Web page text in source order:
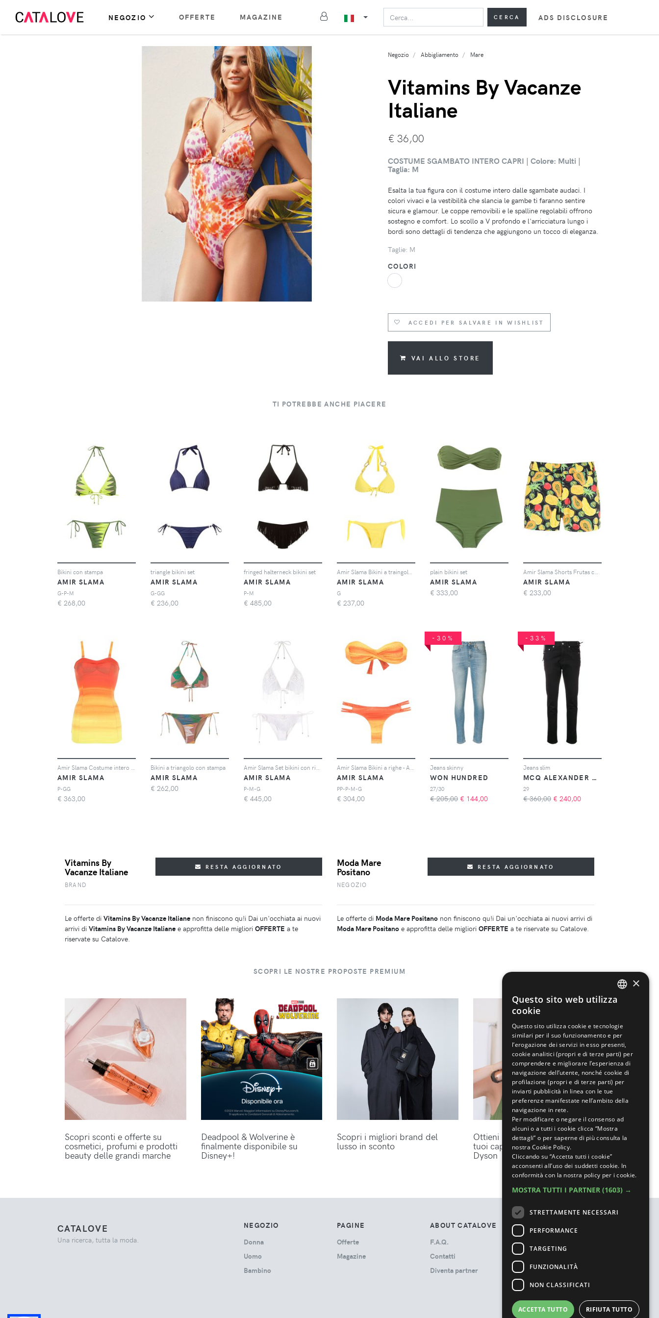
NEGOZIO OFFERTE MAGAZINE CERCA ADS DISCLOSURE
Negozio Abbigliamento Mare
Vitamins By Vacanze
Italiane
€ 36,00
COSTUME SGAMBATO INTERO CAPRI | Colore: Multi |
Taglia: M
Esalta la tua figura con il costume intero dalle sgambate audaci. I
colori vivaci e la vestibilità che slancia le gambe ti faranno sentire
sicura e glamour. Le coppe removibili e le spalline regolabili offrono
sostegno e comfort. Lo scollo a V profondo e l'arricciatura lungo i
bordi sono dettagli di tendenza che aggiungono un tocco di eleganza.
Taglie: M
COLORI
ACCEDI PER SALVARE IN WISHLIST
VAI ALLO STORE
TI POTREBBE ANCHE PIACERE
Bikini con stampa
AMIR SLAMA
G-P-M
€ 268,00
triangle bikini set
AMIR SLAMA
G-GG
€ 236,00
fringed halterneck bikini set
AMIR SLAMA
P-M
€ 485,00
AMIR SLAMA
G
€ 237,00
plain bikini set
AMIR SLAMA
€ 333,00
AMIR SLAMA
€ 233,00
AMIR SLAMA
P-GG
€ 363,00
Bikini a triangolo con stampa
AMIR SLAMA
€ 262,00
AMIR SLAMA
P-M-G
€ 445,00
AMIR SLAMA
PP-P-M-G
€ 304,00
-30%
Jeans skinny
WON HUNDRED
27/30
€ 205,00 € 144,00
-33%
Jeans slim
MCQ ALEXANDER MCQUEEN
29
€ 360,00 € 240,00
Vitamins By
Vacanze Italiane
BRAND
RESTA AGGIORNATO
Le offerte di Vitamins By Vacanze Italiane non finiscono qu!i Dai un'occhiata ai nuovi
arrivi di Vitamins By Vacanze Italiane e approfitta delle migliori OFFERTE a te
riservate su Catalove.
Moda Mare
Positano
NEGOZIO
RESTA AGGIORNATO
Le offerte di Moda Mare Positano non finiscono qu!i Dai un'occhiata ai nuovi arrivi di
Moda Mare Positano e approfitta delle migliori OFFERTE a te riservate su Catalove.
SCOPRI LE NOSTRE PROPOSTE PREMIUM
Scopri sconti e offerte su
cosmetici, profumi e prodotti
beauty delle grandi marche
Deadpool & Wolverine è
finalmente disponibile su
Disney+!
Scopri i migliori brand del
lusso in sconto
Ottieni lo styling perfetto per i
tuoi capelli con gli accessori
Dyson
CATALOVE
Una ricerca, tutta la moda.
NEGOZIO
Donna
Uomo
Bambino
PAGINE
Offerte
Magazine
ABOUT CATALOVE
F.A.Q.
Contatti
Diventa partner
TOS
Termini e Condizioni
Cookie Policy
Ads Disclosure
×
Questo sito web utilizza
cookie
Questo sito utilizza cookie e tecnologie
similari per il suo funzionamento e per
l’erogazione dei servizi in esso presenti,
cookie analitici (propri e di terze parti) per
comprendere e migliorare l’esperienza di
navigazione dell’utente, nonché cookie di
profilazione (propri e di terze parti) per
inviarti pubblicità in linea con le tue
preferenze manifestate nell’ambito della
navigazione in rete.
Per modificare o negare il consenso ad
alcuni o a tutti i cookie clicca “Mostra
dettagli” o per saperne di più consulta la
nostra Cookie Policy.
Cliccando su “Accetta tutti i cookie”
acconsenti all’uso dei suddetti cookie. In
conformità con la nostra policy per i cookie.
MOSTRA TUTTI I PARTNER (1603) →
STRETTAMENTE NECESSARI
PERFORMANCE
TARGETING
FUNZIONALITÀ
NON CLASSIFICATI
ACCETTA TUTTO RIFIUTA TUTTO